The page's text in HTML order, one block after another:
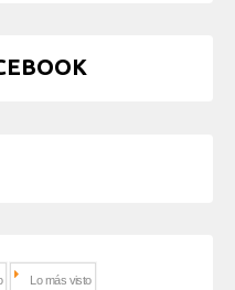
Lo más visto